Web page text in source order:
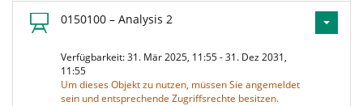
0150100 – Analysis 2
Verfügbarkeit: 31. Mär 2025, 11:55 - 31. Dez 2031,
11:55
Um dieses Objekt zu nutzen, müssen Sie angemeldet
sein und entsprechende Zugriffsrechte besitzen.